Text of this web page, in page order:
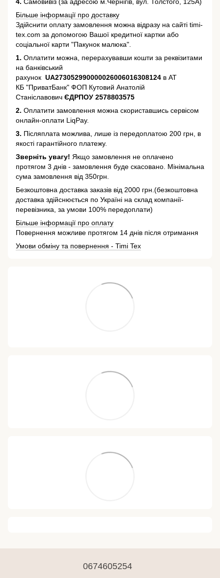
Більше інформації про доставку
Здійснити оплату замовлення можна відразу на сайті timi-
tex.com за допомогою Вашої кредитної картки або
соціальної карти "Пакунок малюка".
1. Оплатити можна, перерахувавши кошти за реквізитами
на банківський
рахунок UA273052990000026006016308124 в АТ
КБ "ПриватБанк" ФОП Кутовий Анатолій
Станіславович ЄДРПОУ 2578803575
2. Оплатити замовлення можна скориставшись сервісом
онлайн-оплати LiqPay.
3. Післяплата можлива, лише із передоплатою 200 грн, в
якості гарантійного платежу.
Зверніть увагу! Якщо замовлення не оплачено
протягом 3 днів - замовлення буде скасовано. Мінімальна
сума замовлення від 350грн.
Безкоштовна доставка заказів від 2000 грн.(безкоштовна
доставка здійснюється по Україні на склад компанії-
перевізника, за умови 100% передоплати)
Більше інформації про оплату
Повернення можливе протягом 14 днів після отримання
Умови обміну та повернення - Timi Tex
0674605254